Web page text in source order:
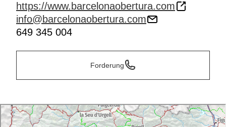
https://www.barcelonaobertura.com
info@barcelonaobertura.com
649 345 004
Forderung